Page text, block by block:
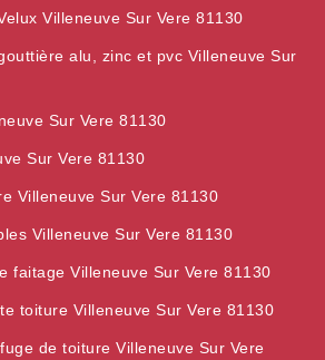
Villeneuve Sur Vere 81130
alu, zinc et pvc Villeneuve Sur
Sur Vere 81130
Sur Vere 81130
Villeneuve Sur Vere 81130
Villeneuve Sur Vere 81130
faitage Villeneuve Sur Vere 81130
toiture Villeneuve Sur Vere 81130
de toiture Villeneuve Sur Vere